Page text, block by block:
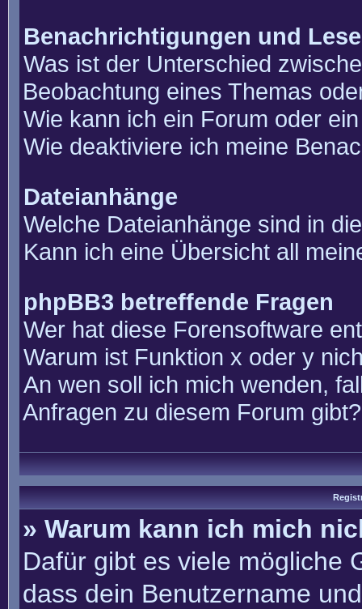
Benachrichtigungen und
Was ist der Unterschied
Beobachtung eines Themas
Wie kann ich ein Forum oder
Wie deaktiviere ich meine
Dateianhänge
Welche Dateianhänge sind in
Kann ich eine Übersicht all
phpBB3 betreffende Fragen
Wer hat diese Forensoftware
Warum ist Funktion x oder y
An wen soll ich mich wenden,
Anfragen zu diesem Forum gibt?
» Warum kann ich mich
Dafür gibt es viele mögliche
dass dein Benutzername